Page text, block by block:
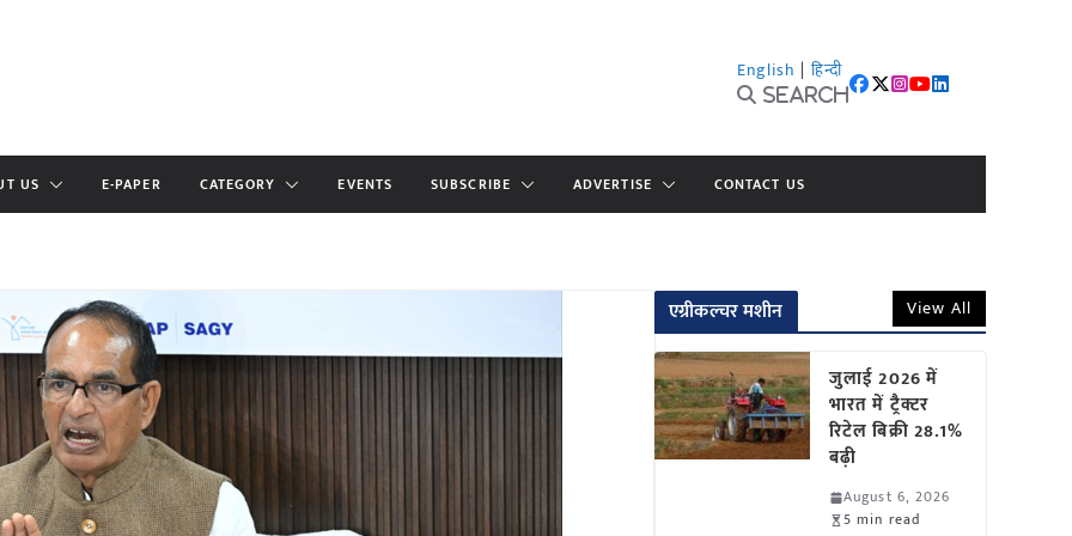
English | हिन्दी
Search
US E-PAPER CATEGORY EVENTS SUBSCRIBE ADVERTISE CONTACT US
एग्रीकल्चर मशीन View All
जुलाई 2026 में
भारत में ट्रैक्टर
रिटेल बिक्री 28.1%
बढ़ी
August 6, 2026
5 min read